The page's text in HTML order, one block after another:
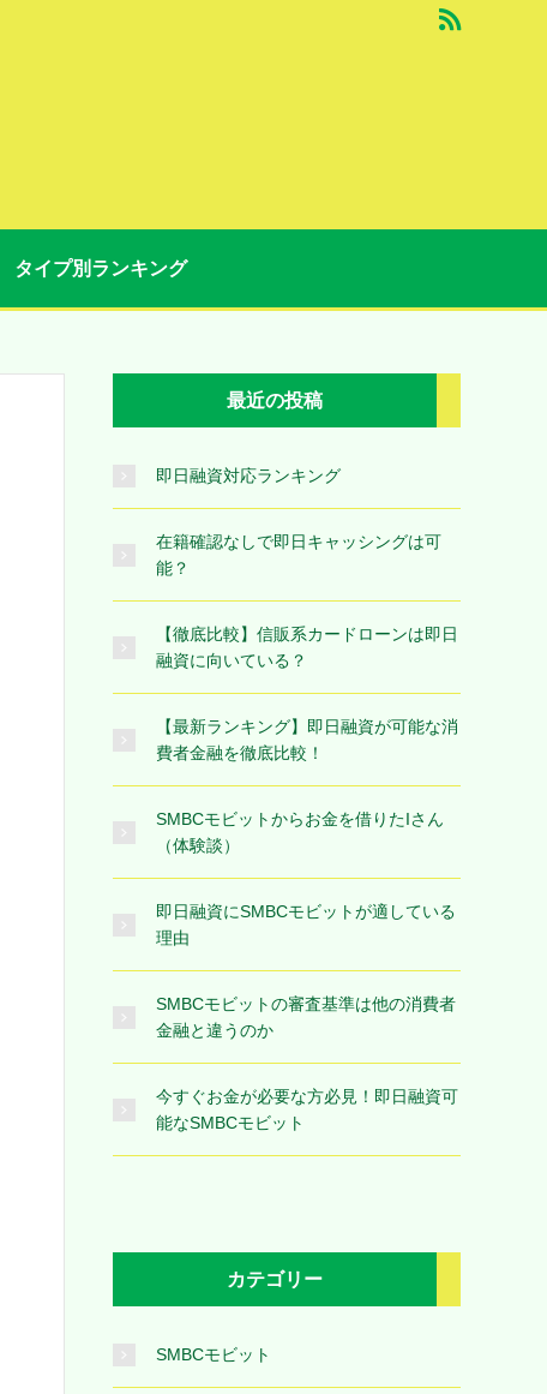
タイプ別ランキング
最近の投稿
即日融資対応ランキング
在籍確認なしで即日キャッシングは可
能？
【徹底比較】信販系カードローンは即日
融資に向いている？
【最新ランキング】即日融資が可能な消
費者金融を徹底比較！
SMBCモビットからお金を借りたIさん
（体験談）
即日融資にSMBCモビットが適している
理由
SMBCモビットの審査基準は他の消費者
金融と違うのか
今すぐお金が必要な方必見！即日融資可
能なSMBCモビット
カテゴリー
SMBCモビット